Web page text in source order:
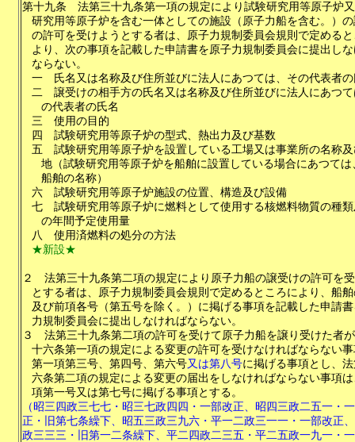
第十九条
法第三十九条第一項の規定により試験研究用等原子炉
研究用等原子炉を含む一体としての施設（原子力船を含む。）
の許可を受けようとする者は、原子力規制委員会規則で定める
より、次の事項を記載した申請書を原子力規制委員会に提出し
ならない。
一
氏名又は名称及び住所並びに法人にあつては、その代表者
二
譲受けの相手方の氏名又は名称及び住所並びに法人にあつ
の代表者の氏名
三
使用の目的
四
試験研究用等原子炉の型式、熱出力及び基数
五
試験研究用等原子炉を設置している工場又は事業所の名称
地（試験研究用等原子炉を船舶に設置している場合にあつては
船舶の名称）
六
試験研究用等原子炉施設の位置、構造及び設備
七
試験研究用等原子炉に燃料として使用する核燃料物質の種
の年間予定使用量
八
使用済燃料の処分の方法
★新設★
２
法第三十九条第二項の規定により原子力船の譲受けの許可を
とする者は、原子力規制委員会規則で定めるところにより、船
及び前項各号（第五号を除く。）に掲げる事項を記載した申請
力規制委員会に提出しなければならない。
３
法第三十九条第二項の許可を受けて原子力船を譲り受けた者
十六条第一項の規定による変更の許可を受けなければならない
第一項第三号、第四号、第六号又は第八号に掲げる事項とし、
六条第二項の規定による変更の届出をしなければならない事項
項第一号又は第七号に掲げる事項とする。
（昭三四政三七七・昭三七政四四・一部改正、昭四三政二五一・
正・旧第七条繰下、昭五三政三九六・平一二政三一一・一部改正
政三三三・旧第一二条繰下、平二四政二三五・平二五政一九一・